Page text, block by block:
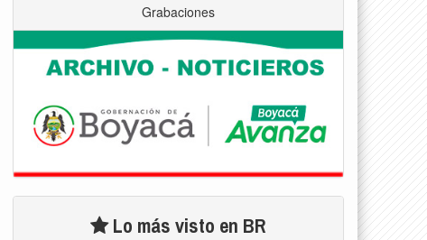
Grabaciones
Lo más visto en BR